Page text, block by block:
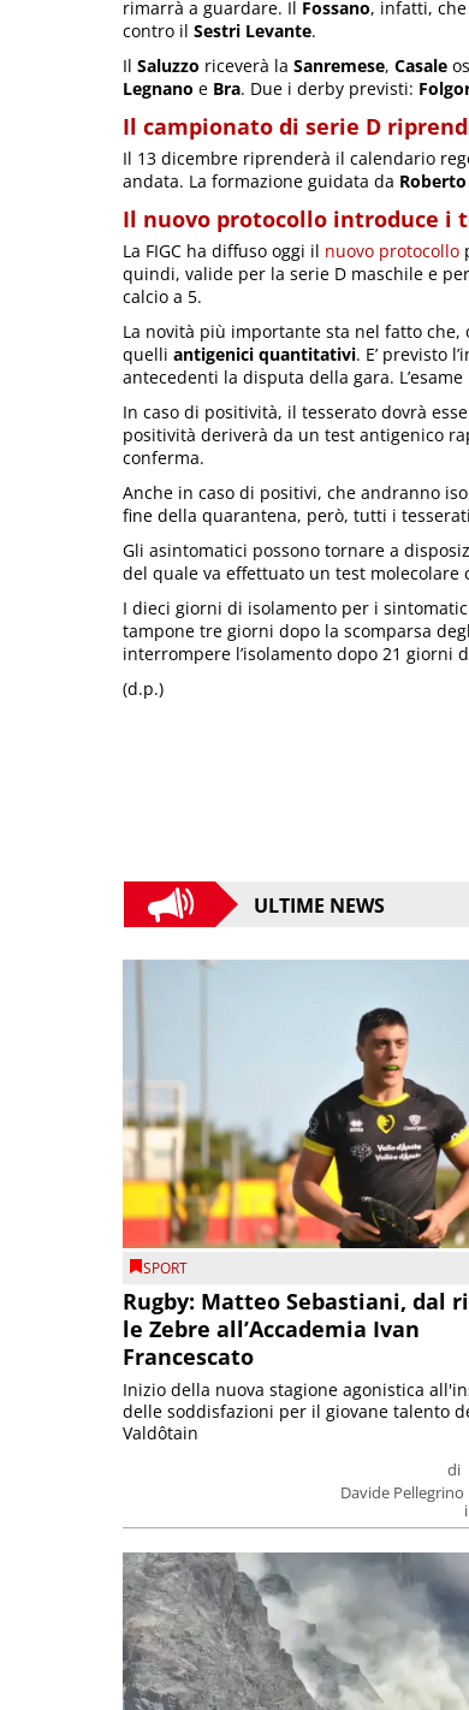
rimarrà a guardare. Il Fossano, infatti,
contro il Sestri Levante.
Il Saluzzo riceverà la Sanremese, Casale
Legnano e Bra. Due i derby previsti:
Il campionato di serie D
Il 13 dicembre riprenderà il calendario
andata. La formazione guidata da
Il nuovo protocollo introduce i
La FIGC ha diffuso oggi il nuovo protocollo
quindi, valide per la serie D maschile e
calcio a 5.
La novità più importante sta nel fatto che,
quelli antigenici quantitativi. E’ previsto
antecedenti la disputa della gara.
In caso di positività, il tesserato dovrà
positività deriverà da un test antigenico
conferma.
Anche in caso di positivi, che andranno
fine della quarantena, però, tutti i
Gli asintomatici possono tornare a
del quale va effettuato un test molecolare
I dieci giorni di isolamento per i
tampone tre giorni dopo la scomparsa
interrompere l’isolamento dopo 21 giorni
(d.p.)
ULTIME NEWS
SPORT
Rugby: Matteo Sebastiani, dal
le Zebre all’Accademia Ivan
Francescato
di
Davide Pellegrino
Inizio della nuova stagione agonistica
delle soddisfazioni per il giovane talento
Valdôtain